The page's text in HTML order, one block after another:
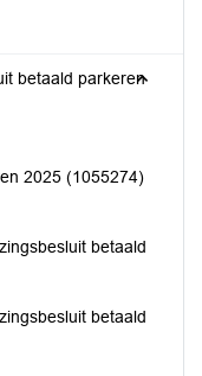
betaald parkeren
2025 (1055274)
betaald
betaald